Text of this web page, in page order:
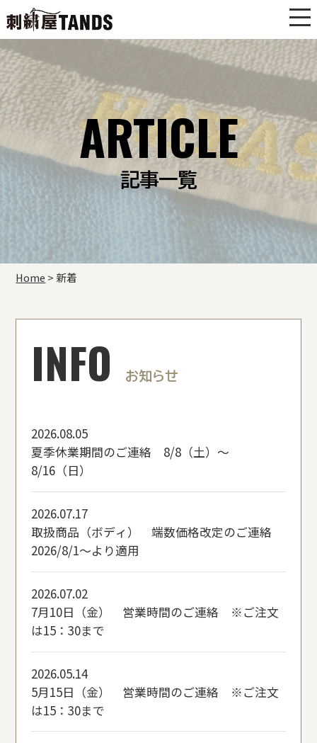
ARTICLE
記事一覧
Home > 新着
INFO お知らせ
2026.08.05
夏季休業期間のご連絡 8/8（土）～
8/16（日）
2026.07.17
取扱商品（ボディ） 端数価格改定のご連絡
2026/8/1～より適用
2026.07.02
7月10日（金） 営業時間のご連絡 ※ご注文
は15：30まで
2026.05.14
5月15日（金） 営業時間のご連絡 ※ご注文
は15：30まで